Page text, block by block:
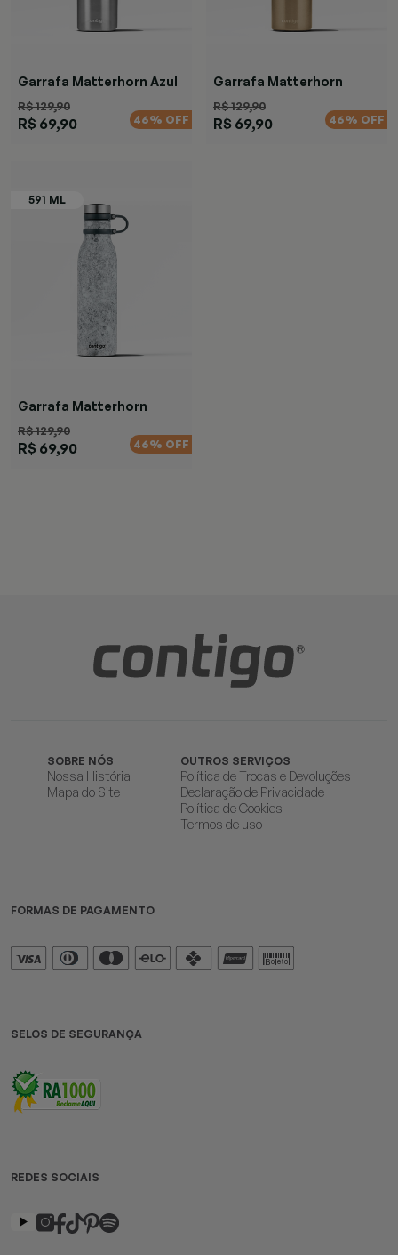
Garrafa Matterhorn Azul
R$ 129,90
R$ 69,90 46% OFF
Garrafa Matterhorn
R$ 129,90
R$ 69,90 46% OFF
Garrafa Matterhorn
R$ 129,90
R$ 69,90 46% OFF
SOBRE NÓS
Nossa História
Mapa do Site
OUTROS SERVIÇOS
Política de Trocas e Devoluções
Declaração de Privacidade
Política de Cookies
Termos de uso
FORMAS DE PAGAMENTO
SELOS DE SEGURANÇA
REDES SOCIAIS